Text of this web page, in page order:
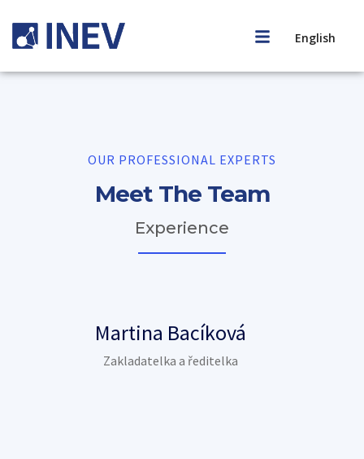
English
OUR PROFESSIONAL EXPERTS
Meet The Team
Experience
Martina Bacíková
Zakladatelka a ředitelka